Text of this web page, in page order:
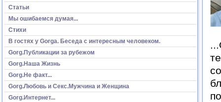
Статьи
Мы ошибаемся думая...
Стихи
В гостях у Gorga. Беседа с интересным человеком.
Gorg.Публикации за рубежом
Gorg.Наша Жизнь
Gorg.Не факт...
Gorg.Любовь и Секс.Мужчина и Женщина
Gorg.Интернет...